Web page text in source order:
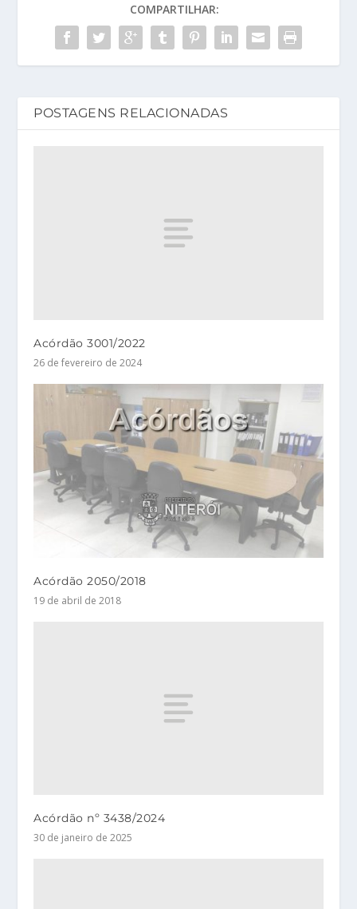
COMPARTILHAR:
POSTAGENS RELACIONADAS
Acórdão 3001/2022
26 de fevereiro de 2024
Acórdão 2050/2018
19 de abril de 2018
Acórdão nº 3438/2024
30 de janeiro de 2025